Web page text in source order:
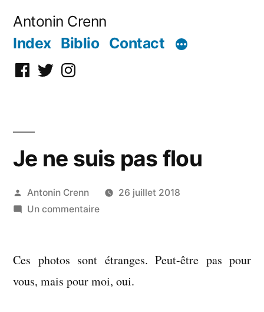
Antonin Crenn
Index Biblio Contact
Facebook
TwitterInstagram
Je ne suis pas flou
Publié
par
Antonin Crenn
26 juillet 2018
Un commentairesur
suis
flou
Ces photos sont étranges. Peut-être pas pour
vous, mais pour moi, oui.